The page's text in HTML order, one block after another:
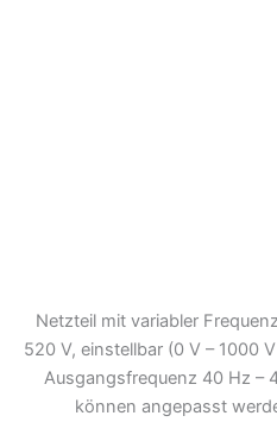
Netzteil mit variabler
520 V, einstellbar (0 V – 1000
Ausgangsfrequenz 40 Hz –
können angepasst